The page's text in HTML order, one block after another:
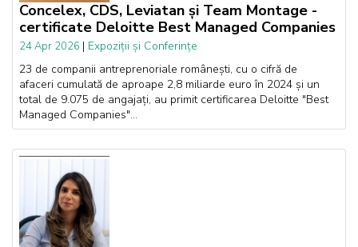
Concelex, CDS, Leviatan și Team Montage -
certificate Deloitte Best Managed Companies
24 Apr 2026 | Expoziții și Conferințe
23 de companii antreprenoriale românești, cu o cifră de
afaceri cumulată de aproape 2,8 miliarde euro în 2024 și un
total de 9.075 de angajați, au primit certificarea Deloitte "Best
Managed Companies"...